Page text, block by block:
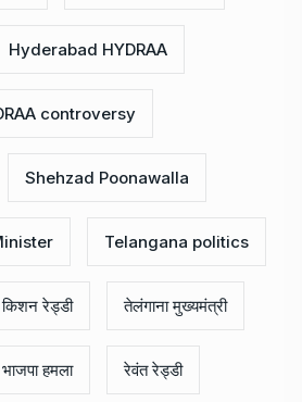
Hyderabad HYDRAA
controversy
Shehzad Poonawalla
Telangana politics
रेड्डी तेलंगाना मुख्यमंत्री
भाजपा हमला रेवंत रेड्डी